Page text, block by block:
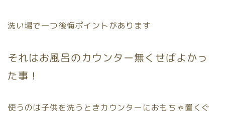
洗い場で一つ後悔ポイントがあります
それはお風呂のカウンター無くせばよかっ
た事！
使うのは子供を洗うときカウンターにおもちゃ置くぐ